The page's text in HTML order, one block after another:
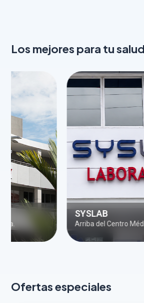
Los mejores para tu salud
SYSLAB
Arriba del Centro Médico San José
Ofertas especiales